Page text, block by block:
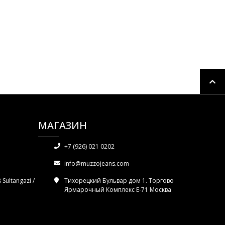
Sultangazi /
МАГАЗИН
+7 (926) 021 0202
info@muzzojeans.com
Тихорецкий Бульвар дом 1. Торгово
Ярмарочный Комплекс Е-71 Москва